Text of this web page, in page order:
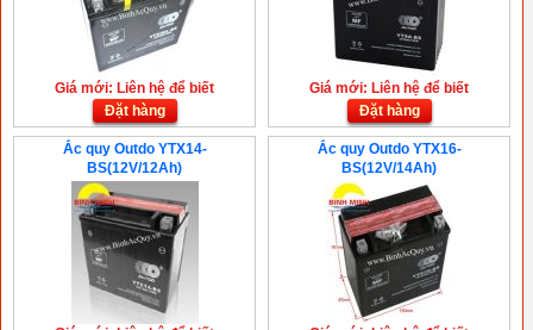
Giá mới: Liên hệ để biết
Đặt hàng
Giá mới: Liên hệ để biết
Đặt hàng
Ắc quy Outdo YTX14-
BS(12V/12Ah)
Ắc quy Outdo YTX16-
BS(12V/14Ah)